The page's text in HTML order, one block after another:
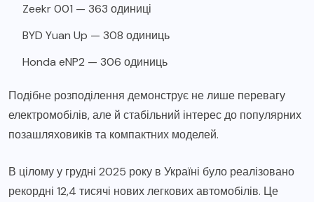
Zeekr 001 — 363 одиниці
BYD Yuan Up — 308 одиниць
Honda eNP2 — 306 одиниць
Подібне розподілення демонструє не лише перевагу
електромобілів, але й стабільний інтерес до популярних
позашляховиків та компактних моделей.
В цілому у грудні 2025 року в Україні було реалізовано
рекордні 12,4 тисячі нових легкових автомобілів. Це